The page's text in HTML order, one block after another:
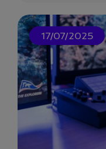
17/07/2025
08/07/2024